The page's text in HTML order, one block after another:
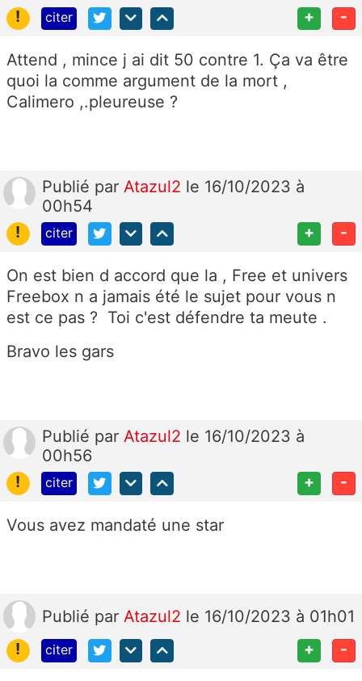
!
citer + -
Attend , mince j ai dit 50 contre 1. Ça va être
quoi la comme argument de la mort ,
Calimero ,.pleureuse ?
Publié par Atazul2 le 16/10/2023 à
00h54
!
citer + -
On est bien d accord que la , Free et univers
Freebox n a jamais été le sujet pour vous n
est ce pas ? Toi c'est défendre ta meute .
Bravo les gars
Publié par Atazul2 le 16/10/2023 à
00h56
!
citer + -
Vous avez mandaté une star
Publié par Atazul2 le 16/10/2023 à 01h01
!
citer + -